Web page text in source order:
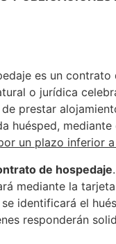
es un contrato
o jurídica
prestar
huésped,
un plazo inferior
de hospedaje
mediante la
identificará el
responderán